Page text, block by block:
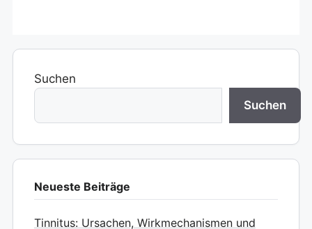
Suchen
Suchen
Neueste Beiträge
Tinnitus: Ursachen, Wirkmechanismen und